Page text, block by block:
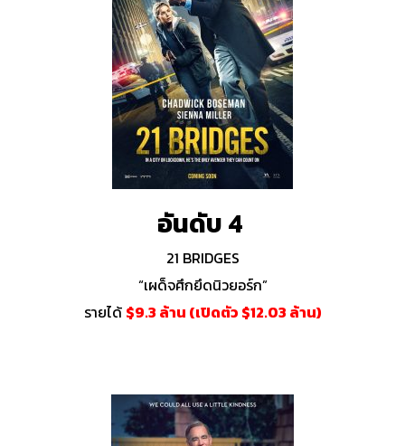
อันดับ 4
21 BRIDGES
“เผด็จศึกยึดนิวยอร์ก”
รายได้ $9.3 ล้าน (เปิดตัว $12.03 ล้าน)